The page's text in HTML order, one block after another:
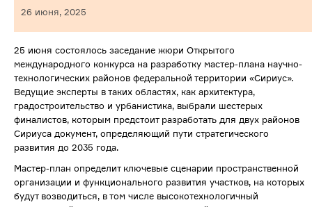
26 июня, 2025
25 июня состоялось заседание жюри Открытого
международного конкурса на разработку мастер-плана научно-
технологических районов федеральной территории «Сириус».
Ведущие эксперты в таких областях, как архитектура,
градостроительство и урбанистика, выбрали шестерых
финалистов, которым предстоит разработать для двух районов
Сириуса документ, определяющий пути стратегического
развития до 2035 года.
Мастер-план определит ключевые сценарии пространственной
организации и функционального развития участков, на которых
будут возводиться, в том числе высокотехнологичный